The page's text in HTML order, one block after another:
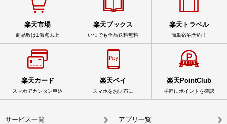
楽天市場
商品数は1億点以上
楽天ブックス
いつでも全品送料無料
楽天トラベル
簡単宿泊予約！
楽天カード
スマホでカンタン申込
楽天ペイ
スマホをお財布に
楽天PointClub
手軽にポイントを確認
サービス一覧 アプリ一覧